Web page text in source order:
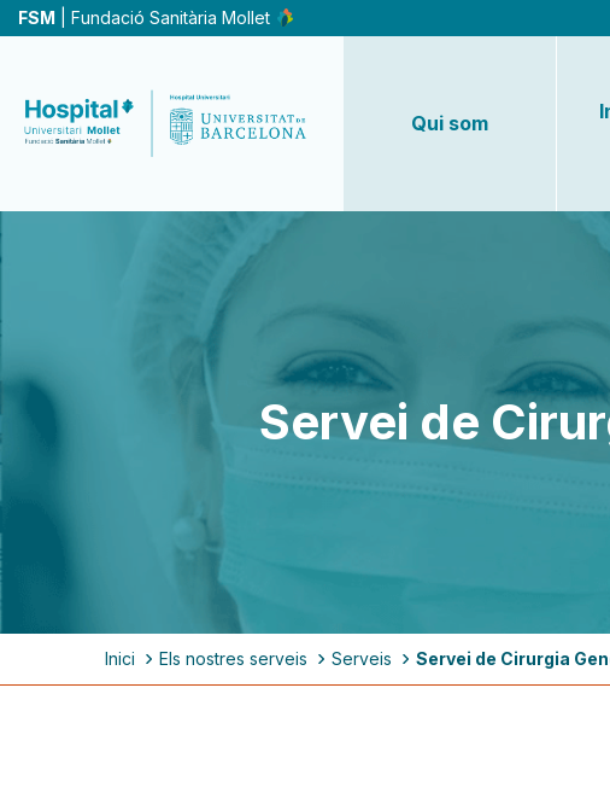
Vés
al
FSM | Fundació Sanitària Mollet
Qui som
Servei de
d'ariadna
Inici Els nostres serveis Serveis Servei de Cirurgia